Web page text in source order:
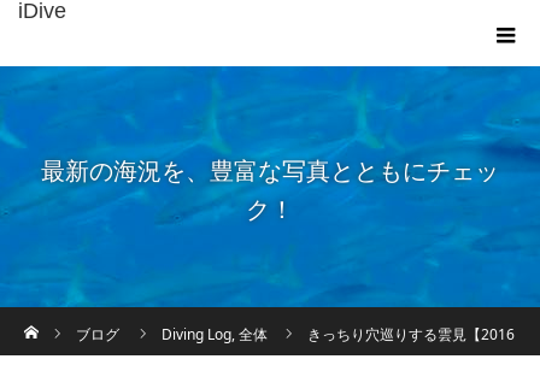
iDive
最新の海況を、豊富な写真とともにチェッ
ク！
ブログ
Diving Log,全体 きっちり穴巡りする雲見【2016